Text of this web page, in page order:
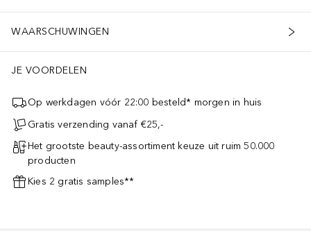
WAARSCHUWINGEN
JE VOORDELEN
Op werkdagen vóór 22:00 besteld* morgen in huis
Gratis verzending vanaf €25,-
Het grootste beauty-assortiment keuze uit ruim 50.000
producten
Kies 2 gratis samples**